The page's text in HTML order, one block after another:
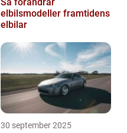
elbilsmodeller framtidens
elbilar
30 september 2025